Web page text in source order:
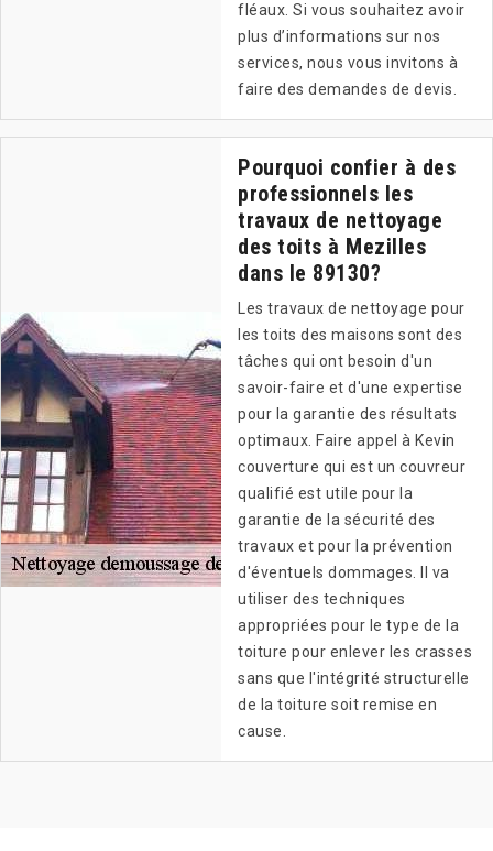
fléaux. Si vous souhaitez avoir
plus d’informations sur nos
services, nous vous invitons à
faire des demandes de devis.
Pourquoi confier à des
professionnels les
travaux de nettoyage
des toits à Mezilles
dans le 89130?
Les travaux de nettoyage pour
les toits des maisons sont des
tâches qui ont besoin d'un
savoir-faire et d'une expertise
pour la garantie des résultats
optimaux. Faire appel à Kevin
couverture qui est un couvreur
qualifié est utile pour la
garantie de la sécurité des
travaux et pour la prévention
d'éventuels dommages. Il va
utiliser des techniques
appropriées pour le type de la
toiture pour enlever les crasses
sans que l'intégrité structurelle
de la toiture soit remise en
cause.